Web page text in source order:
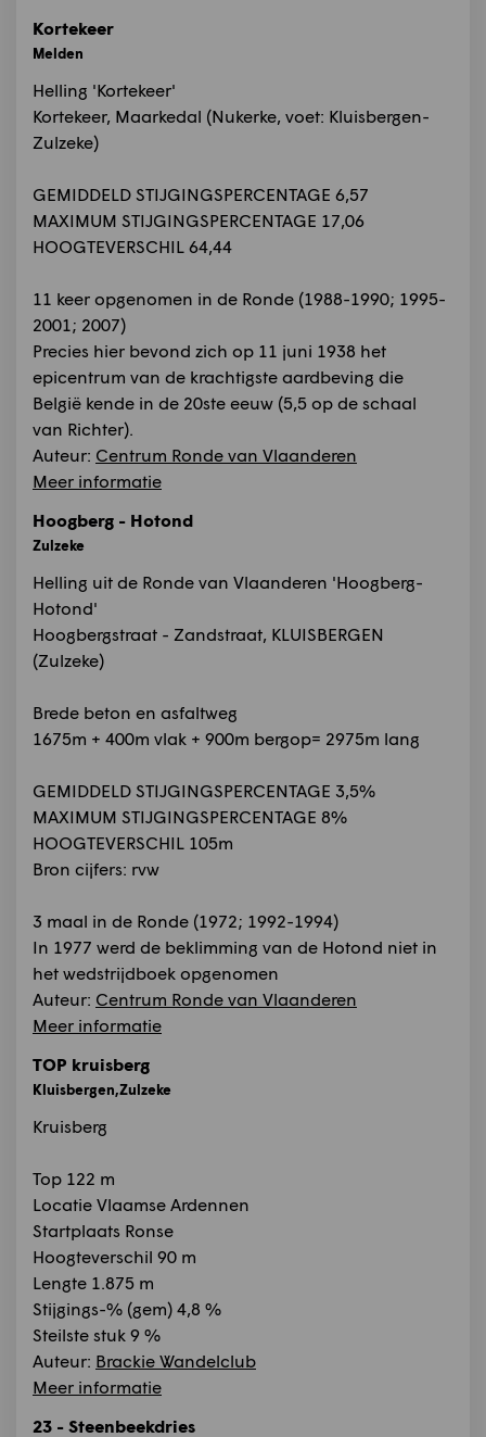
Kortekeer
Melden
Helling 'Kortekeer'
Kortekeer, Maarkedal (Nukerke, voet: Kluisbergen-
Zulzeke)
GEMIDDELD STIJGINGSPERCENTAGE 6,57
MAXIMUM STIJGINGSPERCENTAGE 17,06
HOOGTEVERSCHIL 64,44
11 keer opgenomen in de Ronde (1988-1990; 1995-
2001; 2007)
Precies hier bevond zich op 11 juni 1938 het
epicentrum van de krachtigste aardbeving die
België kende in de 20ste eeuw (5,5 op de schaal
van Richter).
Auteur: Centrum Ronde van Vlaanderen
Meer informatie
Hoogberg - Hotond
Zulzeke
Helling uit de Ronde van Vlaanderen 'Hoogberg-
Hotond'
Hoogbergstraat - Zandstraat, KLUISBERGEN
(Zulzeke)
Brede beton en asfaltweg
1675m + 400m vlak + 900m bergop= 2975m lang
GEMIDDELD STIJGINGSPERCENTAGE 3,5%
MAXIMUM STIJGINGSPERCENTAGE 8%
HOOGTEVERSCHIL 105m
Bron cijfers: rvw
3 maal in de Ronde (1972; 1992-1994)
In 1977 werd de beklimming van de Hotond niet in
het wedstrijdboek opgenomen
Auteur: Centrum Ronde van Vlaanderen
Meer informatie
TOP kruisberg
Kluisbergen,Zulzeke
Kruisberg
Top 122 m
Locatie Vlaamse Ardennen
Startplaats Ronse
Hoogteverschil 90 m
Lengte 1.875 m
Stijgings-% (gem) 4,8 %
Steilste stuk 9 %
Auteur: Brackie Wandelclub
Meer informatie
23 - Steenbeekdries